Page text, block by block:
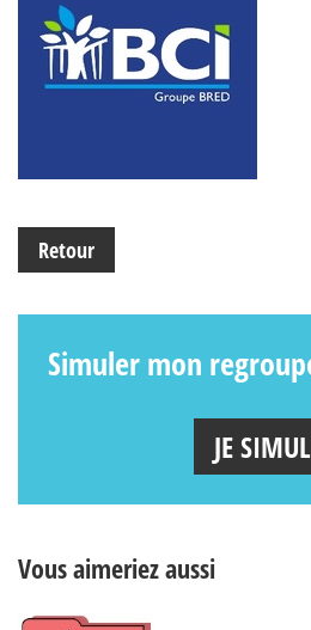
Retour
Simuler mon
JE
Vous aimeriez aussi